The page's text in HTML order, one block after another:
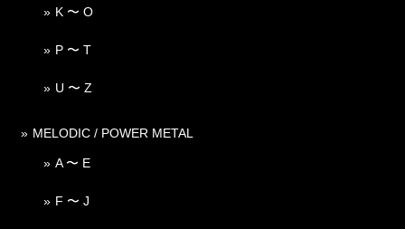
K 〜 O
P 〜 T
U 〜 Z
MELODIC / POWER METAL
A 〜 E
F 〜 J